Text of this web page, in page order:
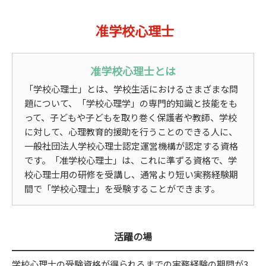
准学校心理士
准学校心理士とは
「学校心理士」とは、学校生活におけるさまざまな問
題について、「学校心理学」の専門的知識と技能をも
って、子どもや子どもを取り巻く保護者や教師、学校
に対して、心理教育的援助を行うことのできる人に、
一般社団法人学校心理士認定運営機構が認定する資格
です。「准学校心理士」は、これに準ずる資格で、学
校心理士用の研修を受講し、通常より短い実務経験期
間で「学校心理士」を受験することができます。
活躍の場